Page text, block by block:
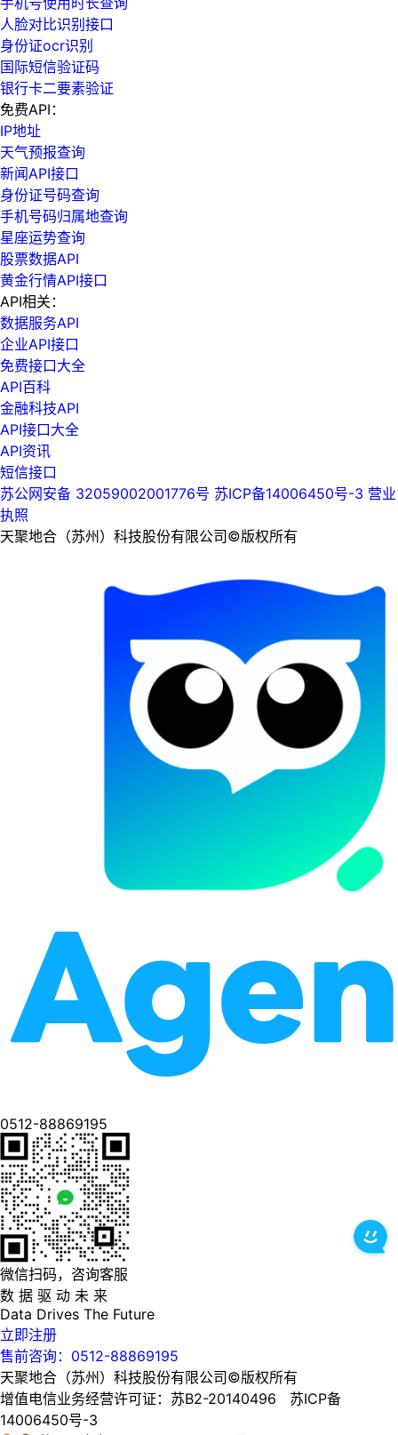
人脸对比识别接口
身份证ocr识别
国际短信验证码
银行卡二要素验证
免费API：
IP地址
天气预报查询
新闻API接口
身份证号码查询
手机号码归属地查询
星座运势查询
股票数据API
黄金行情API接口
API相关：
数据服务API
企业API接口
免费接口大全
API百科
金融科技API
API接口大全
API资讯
短信接口
苏公网安备 32059002001776号 苏ICP备14006450号-3 营业
执照
天聚地合（苏州）科技股份有限公司©版权所有
0512-88869195
微信扫码，咨询客服
数 据 驱 动 未 来
Data Drives The Future
立即注册
售前咨询：0512-88869195
天聚地合（苏州）科技股份有限公司©版权所有
增值电信业务经营许可证：苏B2-20140496 苏ICP备
14006450号-3